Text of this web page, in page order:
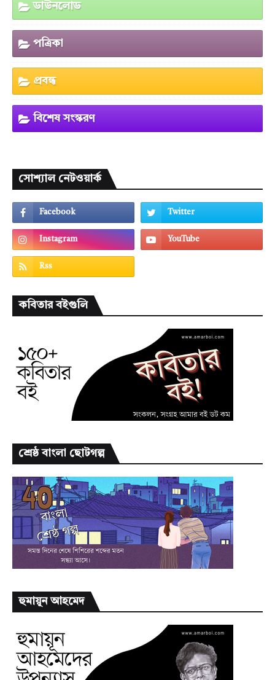
ডাউনলোড
পত্রিকা
প্রবন্ধ
বিশেষ সংস্করণ
সোশ্যাল নেটওয়ার্ক
কবিতার বইগুলি
শ্রেষ্ঠ বাংলা ছোটগল্প
হুমায়ূন আহমেদ